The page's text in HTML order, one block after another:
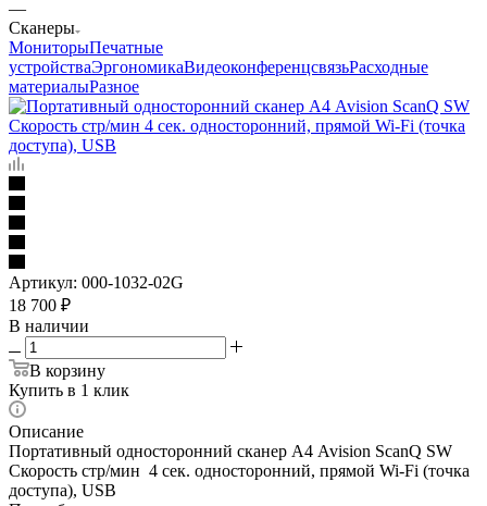
—
Сканеры
МониторыПечатные
устройстваЭргономикаВидеоконференцсвязьРасходные
материалыРазное
Артикул: 000-1032-02G
18 700 ₽
В наличии
В корзину
Купить в 1 клик
Описание
Портативный односторонний сканер А4 Avision ScanQ SW
Скорость стр/мин 4 сек. односторонний, прямой Wi-Fi (точка
доступа), USB